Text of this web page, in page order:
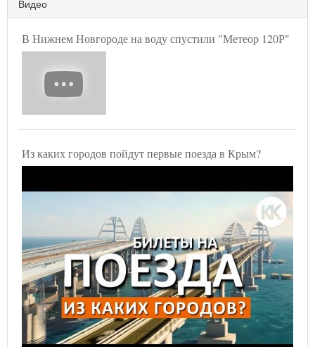
Видео
В Нижнем Новгороде на воду спустили "Метеор 120Р"
Из каких городов пойдут первые поезда в Крым?